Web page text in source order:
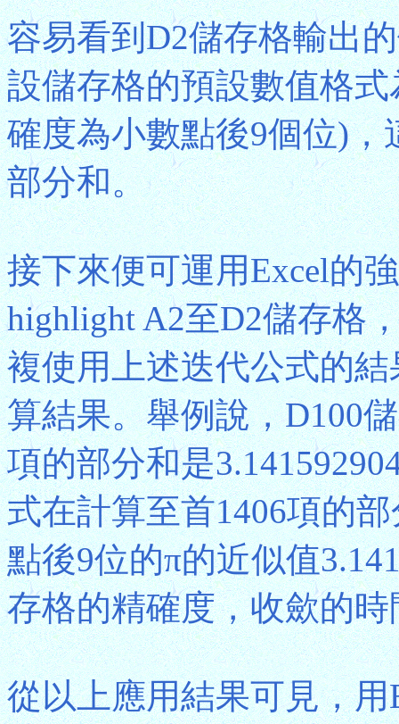
容易看到D2儲存格輸出
設儲存格的預設數值格
確度為小數點後9個位)
部分和。
接下來便可運用Excel的
highlight A2至D2儲存格
複使用上述迭代公式的
算結果。舉例說，D100
項的部分和是
式在計算至首1406項的
點後9位的π的近似值
存格的精確度，收歛的
從以上應用結果可見，